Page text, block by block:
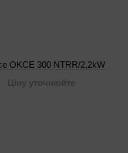
OKCE 300 NTRR/2,2kW
Ціну уточнюйте